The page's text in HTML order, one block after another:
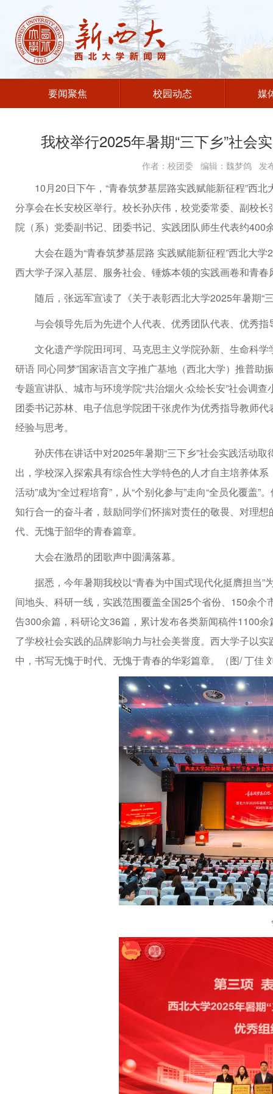
要闻聚焦 校园动态 媒
我校举行2025年暑期“三下乡”社会
作者：校团委 编辑：魏梦鸽
10月20日下午，“青春筑梦基层路实践赋能新征程”西
分享会在长安校区举行。校长孙庆伟，校党委常委、副校
院（系）党委副书记、团委书记、实践团队师生代表约400
大会在题为“青春筑梦基层路 实践赋能新征程”西北大
西大学子深入基层、服务社会、锤炼本领的实践画卷和青春
随后，张远军宣读了《关于表彰西北大学2025年暑期“
与会领导先后为先进个人代表、优秀团队代表、优秀
文化遗产学院田珂珂、马克思主义学院孙新、生命科
研语 同心同梦”国家语言文字推广基地（西北大学）推普助
专题宣讲队、城市与环境学院“共治烟火·众绘长安”社会调
团委书记苏林、电子信息学院团干张虎作为优秀指导教师
经验与思考。
孙庆伟在讲话中对2025年暑期“三下乡”社会实践活动
出，学校深入探索具有综合性大学特色的人才自主培养体
活动”成为“全过程培育”，从“个别化参与”走向“全员化覆盖
知行合一的奋斗者，鼓励同学们怀揣对责任的敬畏、对理
代、无愧于韶华的青春篇章。
大会在激昂的团歌声中圆满落幕。
据悉，今年暑期我校以“青春为中国式现代化挺膺担当
间地头、科研一线，实践范围覆盖全国25个省份、150余
告300余篇，科研论文36篇，累计发布各类新闻稿件1100
了学校社会实践的品牌影响力与社会美誉度。西大学子以
中，书写无愧于时代、无愧于青春的华彩篇章。（图/ 丁佳